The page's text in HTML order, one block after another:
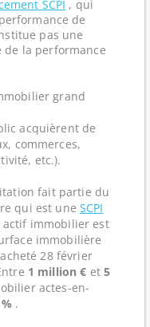
SCPI , qui
de
pas une
la performance
grand
acquièrent de
commerces,
etc.).
fait partie du
qui est une SCPI
actif immobilier est
immobilière
28 février
1 million € et 5
actes-en-
.